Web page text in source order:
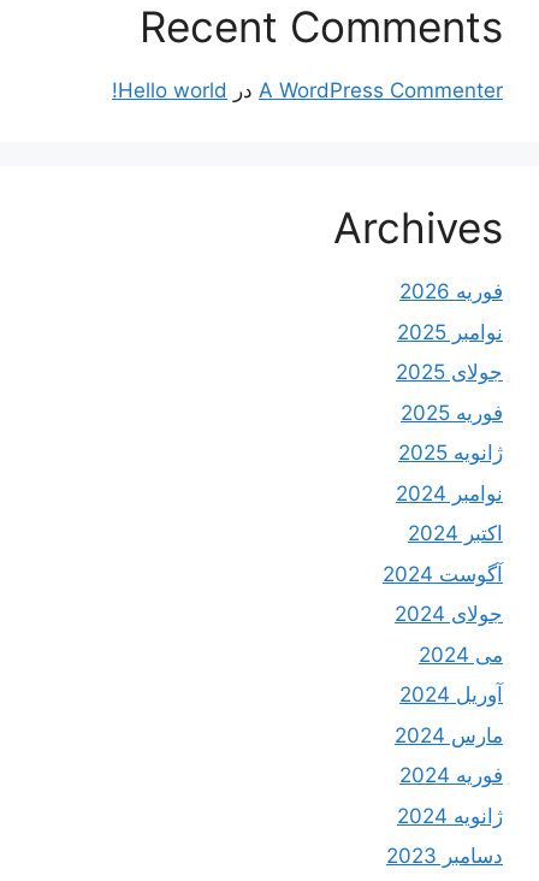
Recent Comments
A WordPress Commenter در Hello world!
Archives
فوریه 2026
نوامبر 2025
جولای 2025
فوریه 2025
ژانویه 2025
نوامبر 2024
اکتبر 2024
آگوست 2024
جولای 2024
می 2024
آوریل 2024
مارس 2024
فوریه 2024
ژانویه 2024
دسامبر 2023